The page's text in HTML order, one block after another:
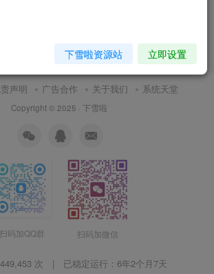
声明 广告合作 关于我们 系统天堂
Copyright © 2025 · 下雪啦
扫码加QQ群 扫码加微信
次 | 已稳定运行： 6年2个月7天
下雪啦资源站 立即设置